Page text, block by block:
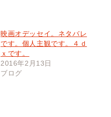
映画オデッセイ。ネタバレ
です。個人主観です。４ｄ
ｘです。
2016年2月13日
ブログ